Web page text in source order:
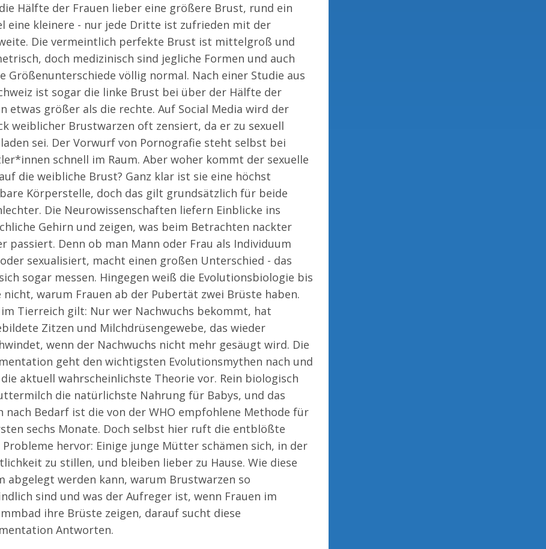
Hälfte der Frauen lieber eine größere Brust, rund ein
eine kleinere - nur jede Dritte ist zufrieden mit der
Die vermeintlich perfekte Brust ist mittelgroß und
doch medizinisch sind jegliche Formen und auch
Größenunterschiede völlig normal. Nach einer Studie aus
ist sogar die linke Brust bei über der Hälfte der
etwas größer als die rechte. Auf Social Media wird der
weiblicher Brustwarzen oft zensiert, da er zu sexuell
sei. Der Vorwurf von Pornografie steht selbst bei
schnell im Raum. Aber woher kommt der sexuelle
die weibliche Brust? Ganz klar ist sie eine höchst
Körperstelle, doch das gilt grundsätzlich für beide
Die Neurowissenschaften liefern Einblicke ins
Gehirn und zeigen, was beim Betrachten nackter
passiert. Denn ob man Mann oder Frau als Individuum
sexualisiert, macht einen großen Unterschied - das
sogar messen. Hingegen weiß die Evolutionsbiologie bis
nicht, warum Frauen ab der Pubertät zwei Brüste haben.
im Tierreich gilt: Nur wer Nachwuchs bekommt, hat
Zitzen und Milchdrüsengewebe, das wieder
wenn der Nachwuchs nicht mehr gesäugt wird. Die
geht den wichtigsten Evolutionsmythen nach und
aktuell wahrscheinlichste Theorie vor. Rein biologisch
die natürlichste Nahrung für Babys, und das
nach Bedarf ist die von der WHO empfohlene Methode für
sechs Monate. Doch selbst hier ruft die entblößte
hervor: Einige junge Mütter schämen sich, in der
zu stillen, und bleiben lieber zu Hause. Wie diese
abgelegt werden kann, warum Brustwarzen so
sind und was der Aufreger ist, wenn Frauen im
ihre Brüste zeigen, darauf sucht diese
Antworten.